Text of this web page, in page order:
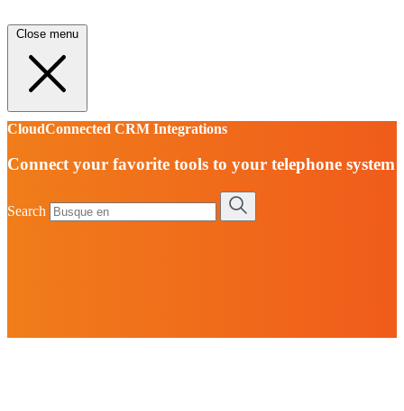
Close menu
CloudConnected CRM Integrations
Connect your favorite tools to your telephone system
Search